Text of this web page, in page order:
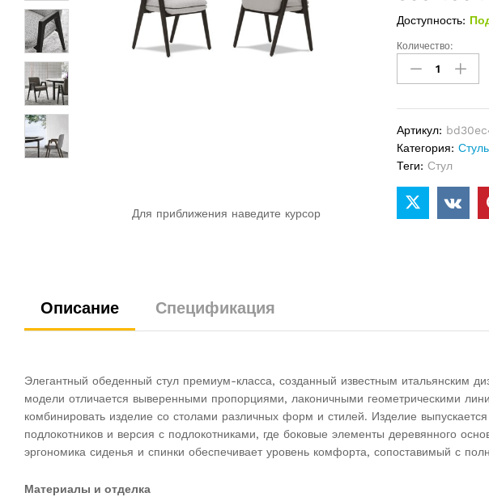
Для приближения наведите курсор
Доступность:
Стул
Minotti
Lance
Количество:
Артикул:
Категория:
Теги: Стул
Описание Спецификация
Элегантный обеденный стул премиум-класса, созданный известным итальянским
модели отличается выверенными пропорциями, лаконичными геометрическими
комбинировать изделие со столами различных форм и стилей. Изделие
подлокотников и версия с подлокотниками, где боковые элементы деревянного
эргономика сиденья и спинки обеспечивает уровень комфорта, сопоставимый с
Материалы и отделка